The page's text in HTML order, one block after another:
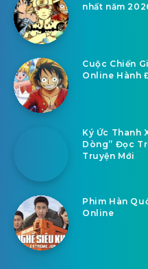
nhất năm
Cuộc Chiến
Online Hành
Ký Ức Thanh
Dòng” Đọc
Truyện Mới
Phim Hàn
Online